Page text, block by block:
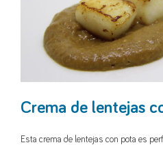
Crema de lentejas
Esta crema de lentejas con pota es